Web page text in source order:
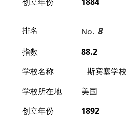
排名 No. 8
指数
88.2
学校名称
斯宾塞学校
学校所在地
美国
创立年份
1892